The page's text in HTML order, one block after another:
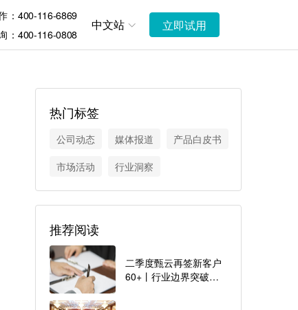
：400-116-6869
：400-116-0808
中文站 立即试用
热门标签
公司动态 媒体报道
产品白皮书
市场活动
行业洞察
推荐阅读
二季度甄云再签新客户
60+丨行业边界突破，